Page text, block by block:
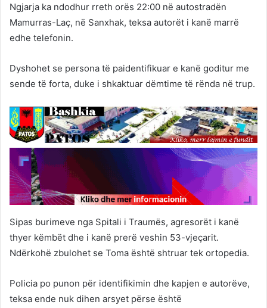
Ngjarja ka ndodhur rreth orës 22:00 në autostradën
Mamurras-Laç, në Sanxhak, teksa autorët i kanë marrë
edhe telefonin.
Dyshohet se persona të paidentifikuar e kanë goditur me
sende të forta, duke i shkaktuar dëmtime të rënda në trup.
Sipas burimeve nga Spitali i Traumës, agresorët i kanë
thyer këmbët dhe i kanë prerë veshin 53-vjeçarit.
Ndërkohë zbulohet se Toma është shtruar tek ortopedia.
Policia po punon për identifikimin dhe kapjen e autorëve,
teksa ende nuk dihen arsyet përse është